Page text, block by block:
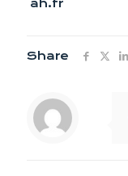
ah.fr
Share